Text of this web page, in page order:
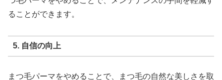
ることができます。
5. 自信の向上
まつ毛パーマをやめることで、まつ毛の自然な美しさを取